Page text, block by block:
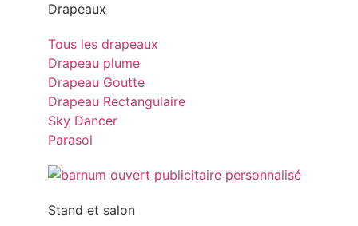
Drapeaux
Tous les drapeaux
Drapeau plume
Drapeau Goutte
Drapeau Rectangulaire
Sky Dancer
Parasol
Stand et salon